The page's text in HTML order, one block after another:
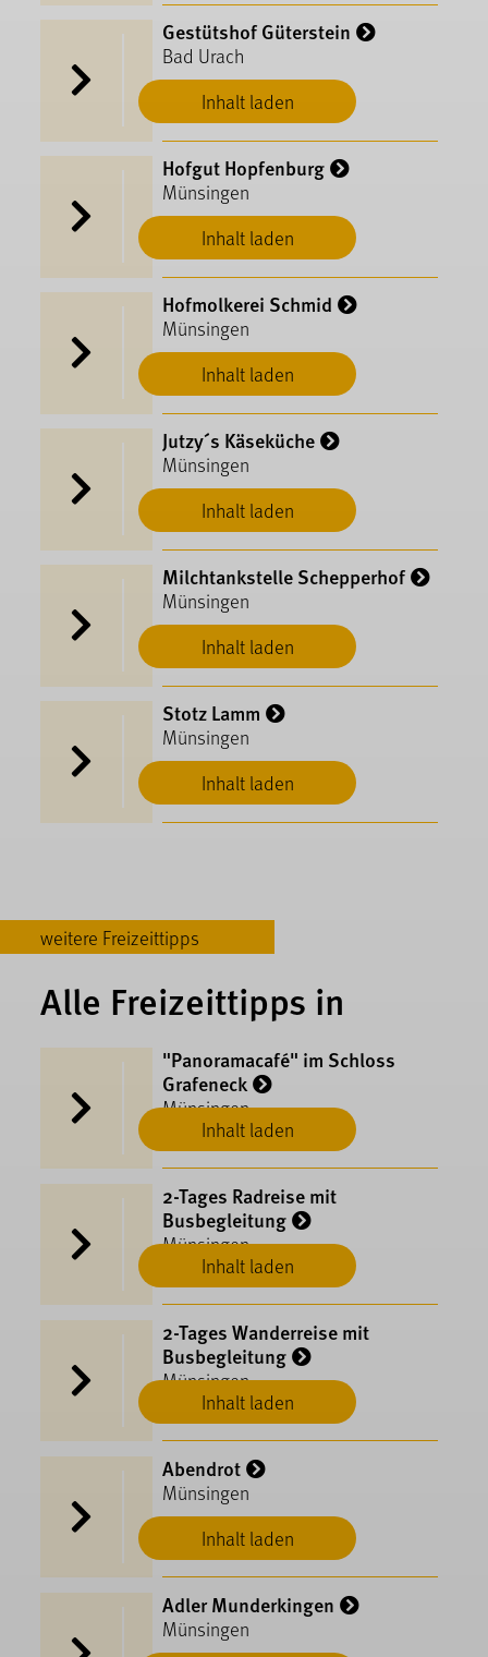
Inhalt laden
Gestütshof Güterstein
Bad Urach
Inhalt laden
Hofgut Hopfenburg
Münsingen
Inhalt laden
Hofmolkerei Schmid
Münsingen
Inhalt laden
Jutzy´s Käseküche
Münsingen
Inhalt laden
Milchtankstelle Schepperhof
Münsingen
Inhalt laden
Stotz Lamm
Münsingen
weitere Freizeittipps
Alle Freizeittipps in
Inhalt laden
"Panoramacafé" im Schloss
Grafeneck
Münsingen
Inhalt laden
2-Tages Radreise mit
Busbegleitung
Münsingen
Inhalt laden
2-Tages Wanderreise mit
Busbegleitung
Münsingen
Inhalt laden
Abendrot
Münsingen
Adler Munderkingen
Münsingen